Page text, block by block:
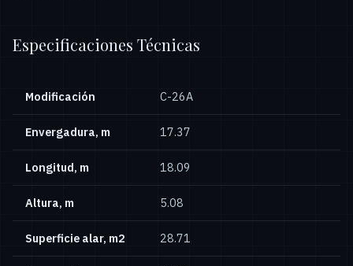
Especificaciones Técnicas
Modificación С-26А
Envergadura, m 17.37
Longitud, m 18.09
Altura, m 5.08
Superficie alar, m2 28.71